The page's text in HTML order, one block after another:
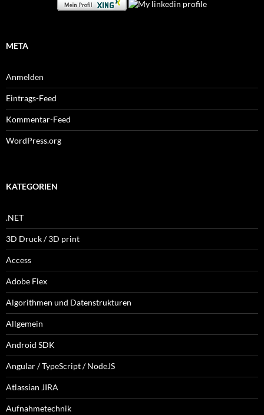
META
Anmelden
Eintrags-Feed
Kommentar-Feed
WordPress.org
KATEGORIEN
.NET
3D Druck / 3D print
Access
Adobe Flex
Algorithmen und Datenstrukturen
Allgemein
Android SDK
Angular / TypeScript / NodeJS
Atlassian JIRA
Aufnahmetechnik